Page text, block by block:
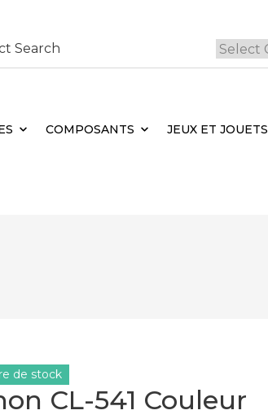
COMPOSANTS JEUX ET JOUETS
CL-541 Couleur
de stock